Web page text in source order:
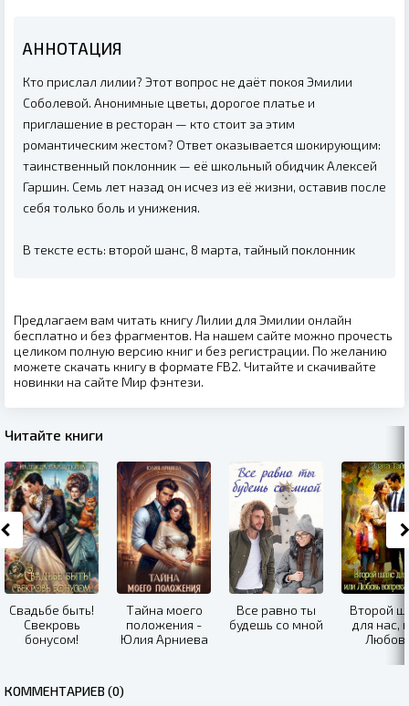
АННОТАЦИЯ
Кто прислал лилии? Этот вопрос не даёт покоя Эмилии
Соболевой. Анонимные цветы, дорогое платье и
приглашение в ресторан — кто стоит за этим
романтическим жестом? Ответ оказывается шокирующим:
таинственный поклонник — её школьный обидчик Алексей
Гаршин. Семь лет назад он исчез из её жизни, оставив после
себя только боль и унижения.
В тексте есть: второй шанс, 8 марта, тайный поклонник
Предлагаем вам читать книгу Лилии для Эмилии онлайн
бесплатно и без фрагментов. На нашем сайте можно прочесть
целиком полную версию книг и без регистрации. По желанию
можете скачать книгу в формате FB2. Читайте и скачивайте
новинки на сайте Мир фэнтези.
Читайте книги
Свадьбе быть!
Свекровь
бонусом!
Тайна моего
положения -
Юлия Арниева
Все равно ты
будешь со мной
Второй
для нас,
КОММЕНТАРИЕВ (0)